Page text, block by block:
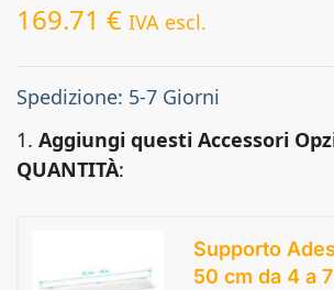
169.71 € IVA escl.
Spedizione: 5-7 Giorni
1. Aggiungi questi Accessori
QUANTITÀ:
Supporto
50 cm da 4 a